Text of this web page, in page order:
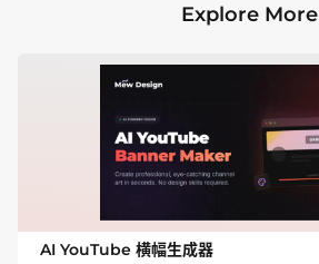
Explore More
AI YouTube 横幅生成器